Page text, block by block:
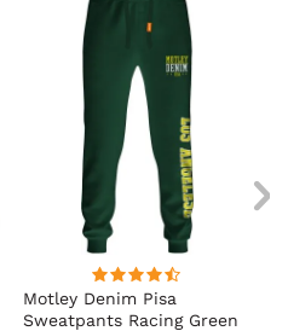
Motley Denim Pisa
Sweatpants Racing Green